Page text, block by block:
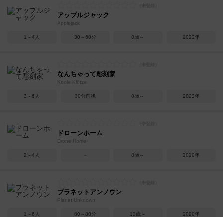
アップルジャック
Applejack
1～4人 30～60分 8歳～ 2022年
なんちゃって彫刻家
Koole Klötze
3～6人 30分前後 8歳～ 2023年
ドローンホーム
Drone Home
2～4人 － 8歳～ 2020年
プラネットアンノウン
Planet Unknown
1～6人 60～80分 13歳～ 2020年